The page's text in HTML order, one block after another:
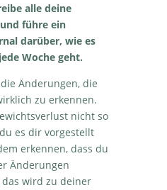
alle deine
führe ein
darüber, wie es
Woche geht.
Änderungen, die
zu erkennen.
nicht so
es dir vorgestellt
erkennen, dass du
Änderungen
wird zu deiner